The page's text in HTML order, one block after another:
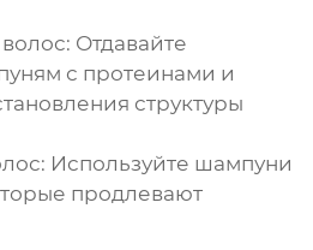
: Отдавайте
с протеинами и
структуры
: Используйте шампуни
продлевают